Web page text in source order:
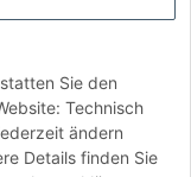
GmbH
Sie den
Technisch
ändern
Details finden Sie